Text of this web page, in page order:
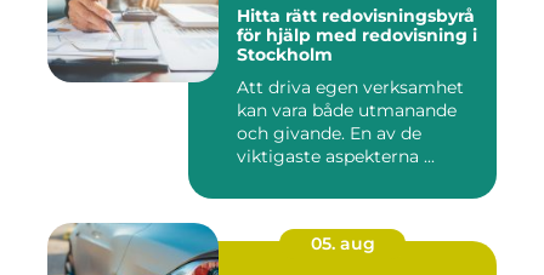
Hitta rätt redovisningsbyrå
för hjälp med redovisning i
Stockholm
Att driva egen verksamhet
kan vara både utmanande
och givande. En av de
viktigaste aspekterna ...
05. aug